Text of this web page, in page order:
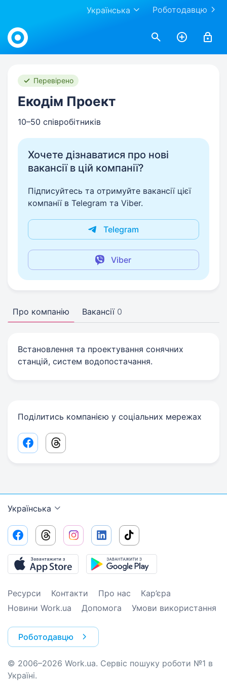
Роботодавцю
Українська
Work.ua
Перевірено
Екодім Проект
10–50 співробітників
Хочете дізнаватися про нові
вакансії в цій компанії?
Підписуйтесь та отримуйте вакансії цієї
компанії в Telegram та Viber.
Telegram
Viber
Про компанію Вакансії 0
Встановлення та проектування сонячних
станцій, систем водопостачання.
Поділитись компанією у соціальних мережах
Facebook share link
Threads share link
Українська
Ресурси Контакти Про нас
Кар’єра
Новини Work.ua
Допомога Умови використання
Роботодавцю
© 2006–2026 Work.ua. Сервіс пошуку роботи №1 в
Україні.